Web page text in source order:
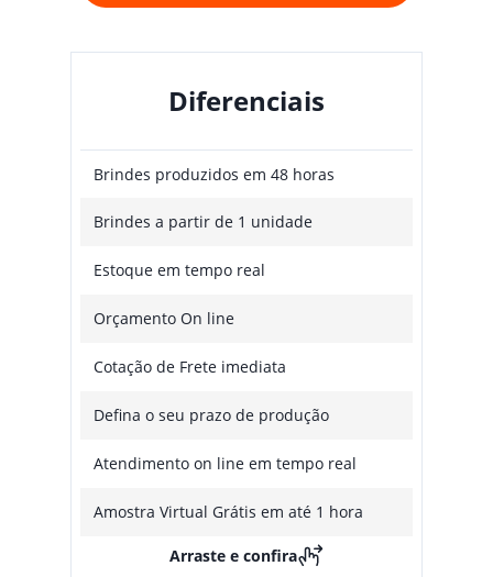
Diferenciais
Brindes produzidos em 48 horas
Brindes a partir de 1 unidade
Estoque em tempo real
Orçamento On line
Cotação de Frete imediata
Defina o seu prazo de produção
Atendimento on line em tempo real
Amostra Virtual Grátis em até 1 hora
Arraste e confira